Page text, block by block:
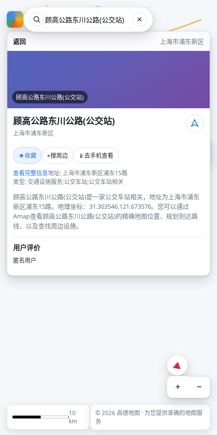
返回 上海市浦东新区
顾高公路东川公路(公交站)
顾高公路东川公路(公交站)
上海市浦东新区
★收藏 ⌖搜周边 📱 去手机查看
查看完整信息地址: 上海市浦东新区浦东15路
类型: 交通设施服务;公交车站;公交车站相关
顾高公路东川公路(公交站)是一家公交车站相关，地址为上海市浦东
新区浦东15路。地理坐标：31.303546,121.673576。您可以通过
Amap查看顾高公路东川公路(公交站)的精确地图位置、规划到达路
线，以及查找周边设施。
用户评价
匿名用户
+ −
10
km
© 2026 高德地图 · 为您提供准确的地图服
务